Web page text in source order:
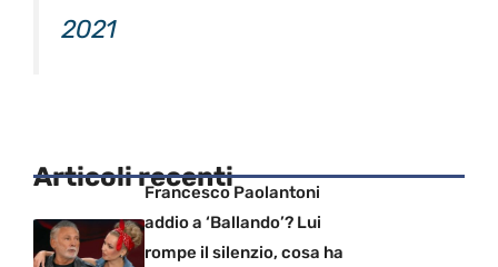
2021
Articoli recentiFrancesco Paolantoni
addio a ‘Ballando’? Lui
rompe il silenzio, cosa ha